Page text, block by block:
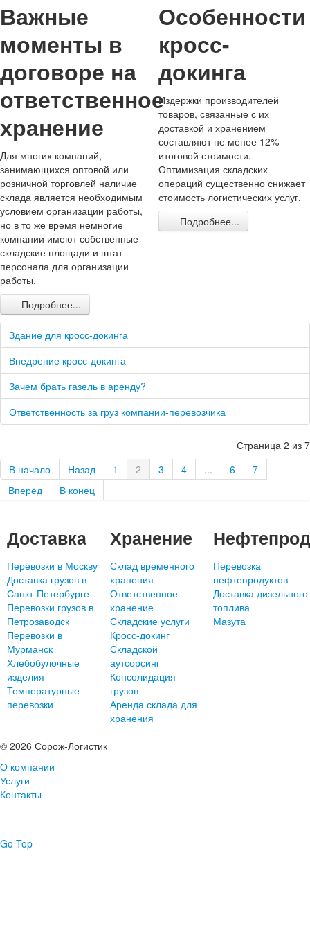
Важные
моменты в
договоре на
ответственное
хранение
Для многих компаний,
занимающихся оптовой или
розничной торговлей наличие
склада является необходимым
условием организации работы,
но в то же время немногие
компании имеют собственные
складские площади и штат
персонала для организации
работы.
Подробнее...
Особенности
кросс-
докинга
Издержки производителей
товаров, связанные с их
доставкой и хранением
составляют не менее 12%
итоговой стоимости.
Оптимизация складских
операций существенно снижает
стоимость логистических услуг.
Подробнее...
Здание для кросс-докинга
Внедрение кросс-докинга
Зачем брать газель в аренду?
Ответственность за груз компании-перевозчика
Страница 2 из 7
В начало
Назад 1 2 3 4 ... 6
7
Вперёд
В конец
Доставка
Перевозки в Москву
Доставка грузов в
Санкт-Петербурге
Перевозки грузов в
Петрозаводск
Перевозки в
Мурманск
Хлебобулочные
изделия
Температурные
перевозки
Хранение
Склад временного
хранения
Ответственное
хранение
Складские услуги
Кросс-докинг
Складской
аутсорсинг
Консолидация
грузов
Аренда склада для
хранения
Перевозка
нефтепродуктов
Доставка дизельного
топлива
Мазута
© 2026 Сорож-Логистик
О компании
Услуги
Контакты
Go Top